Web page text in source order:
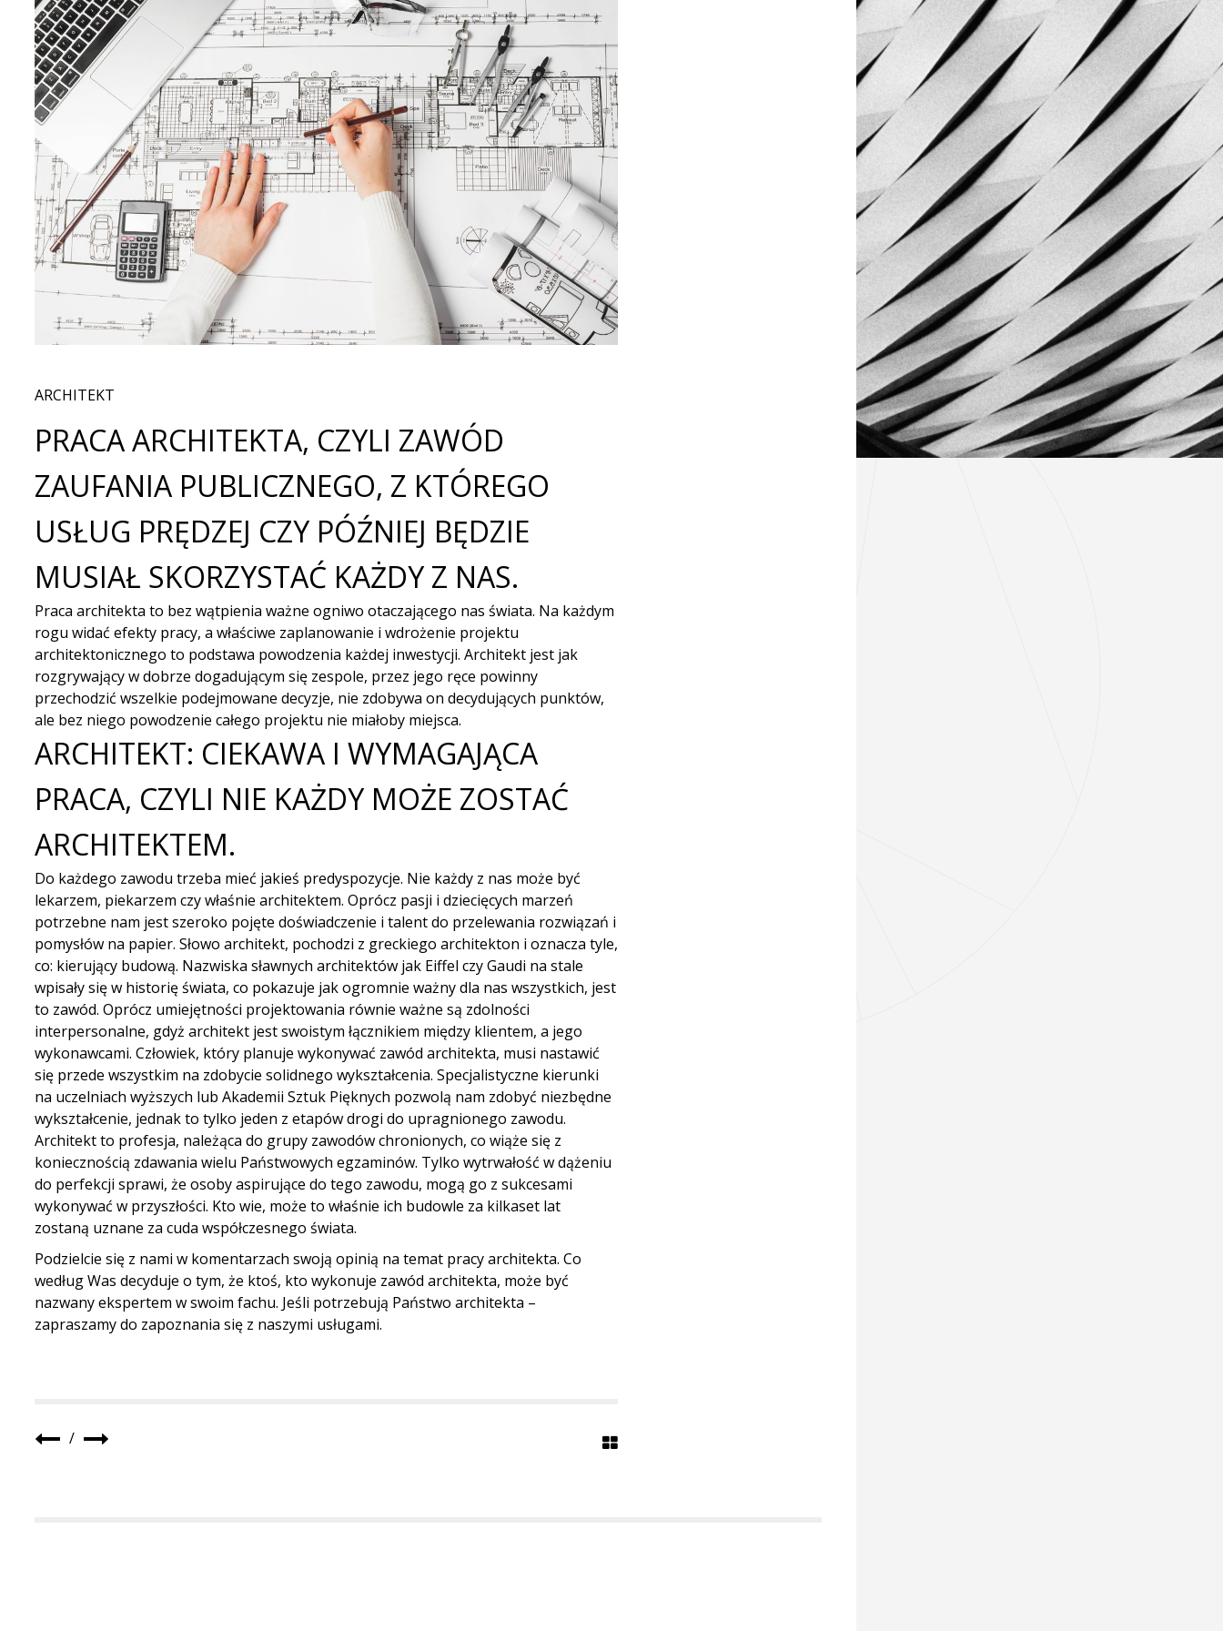
ARCHITEKT
PRACA ARCHITEKTA, CZYLI ZAWÓD
ZAUFANIA PUBLICZNEGO, Z KTÓREGO
USŁUG PRĘDZEJ CZY PÓŹNIEJ BĘDZIE
MUSIAŁ SKORZYSTAĆ KAŻDY Z NAS.
Praca architekta to bez wątpienia ważne ogniwo otaczającego nas świata. Na każdym
rogu widać efekty pracy, a właściwe zaplanowanie i wdrożenie projektu
architektonicznego to podstawa powodzenia każdej inwestycji. Architekt jest jak
rozgrywający w dobrze dogadującym się zespole, przez jego ręce powinny
przechodzić wszelkie podejmowane decyzje, nie zdobywa on decydujących punktów,
ale bez niego powodzenie całego projektu nie miałoby miejsca.
ARCHITEKT: CIEKAWA I WYMAGAJĄCA
PRACA, CZYLI NIE KAŻDY MOŻE ZOSTAĆ
ARCHITEKTEM.
Do każdego zawodu trzeba mieć jakieś predyspozycje. Nie każdy z nas może być
lekarzem, piekarzem czy właśnie architektem. Oprócz pasji i dziecięcych marzeń
potrzebne nam jest szeroko pojęte doświadczenie i talent do przelewania rozwiązań i
pomysłów na papier. Słowo architekt, pochodzi z greckiego architekton i oznacza tyle,
co: kierujący budową. Nazwiska sławnych architektów jak Eiffel czy Gaudi na stale
wpisały się w historię świata, co pokazuje jak ogromnie ważny dla nas wszystkich, jest
to zawód. Oprócz umiejętności projektowania równie ważne są zdolności
interpersonalne, gdyż architekt jest swoistym łącznikiem między klientem, a jego
wykonawcami. Człowiek, który planuje wykonywać zawód architekta, musi nastawić
się przede wszystkim na zdobycie solidnego wykształcenia. Specjalistyczne kierunki
na uczelniach wyższych lub Akademii Sztuk Pięknych pozwolą nam zdobyć niezbędne
wykształcenie, jednak to tylko jeden z etapów drogi do upragnionego zawodu.
Architekt to profesja, należąca do grupy zawodów chronionych, co wiąże się z
koniecznością zdawania wielu Państwowych egzaminów. Tylko wytrwałość w dążeniu
do perfekcji sprawi, że osoby aspirujące do tego zawodu, mogą go z sukcesami
wykonywać w przyszłości. Kto wie, może to właśnie ich budowle za kilkaset lat
zostaną uznane za cuda współczesnego świata.
Podzielcie się z nami w komentarzach swoją opinią na temat pracy architekta. Co
według Was decyduje o tym, że ktoś, kto wykonuje zawód architekta, może być
nazwany ekspertem w swoim fachu. Jeśli potrzebują Państwo architekta –
zapraszamy do zapoznania się z naszymi usługami.
/